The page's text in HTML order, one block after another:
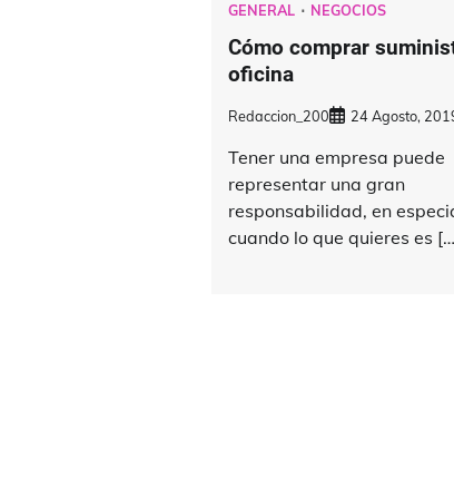
GENERAL NEGOCIOS
Cómo comprar
oficina
Redaccion_200 24 Agosto,
Tener una empresa puede
representar una gran
responsabilidad, en
cuando lo que quieres es